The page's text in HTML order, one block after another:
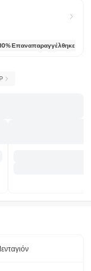
Επαναπαραγγέλθηκε